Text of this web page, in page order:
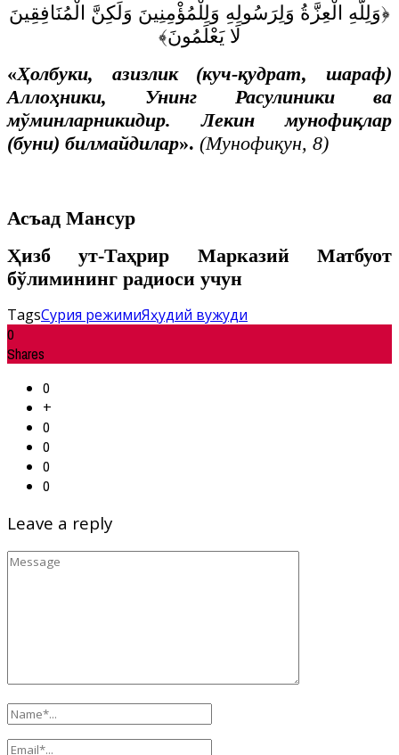
﴿وَلِلَّهِ الْعِزَّةُ وَلِرَسُولِهِ وَلِلْمُؤْمِنِينَ وَلَكِنَّ الْمُنَافِقِينَ
لَا يَعْلَمُونَ﴾
«Ҳолбуки, азизлик (куч-қудрат, шараф)
Аллоҳники, Унинг Расулиники ва
мўминларникидир. Лекин мунофиқлар
(буни) билмайдилар». (Мунофиқун, 8)
Асъад Мансур
Ҳизб ут-Таҳрир Марказий Матбуот
бўлимининг радиоси учун
TagsСурия режимиЯҳудий вужуди
0
Shares
0
+
0
0
0
0
Leave a reply